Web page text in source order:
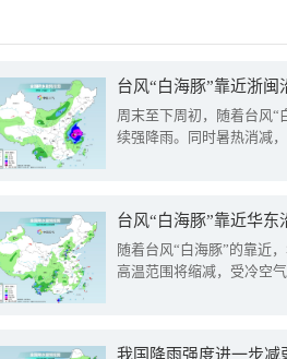
台风“白海豚”靠近浙
周末至下周初，随着台风“
续强降雨。同时暑热消减
台风“白海豚”靠近华
随着台风“白海豚”的靠近
高温范围将缩减，受冷空